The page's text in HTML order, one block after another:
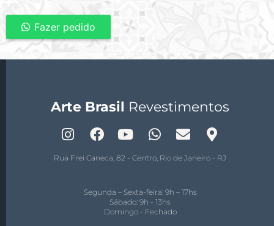
Fazer pedido
Arte Brasil Revestimentos
Rua Frei Caneca, 82 - Centro, Rio de Janeiro - RJ
Segunda – Sexta-feira: 9h – 17hs
Sábado: 9h - 13hs
Domingo - Fechado